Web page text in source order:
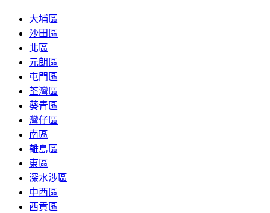
大埔區
沙田區
北區
元朗區
屯門區
荃灣區
葵青區
灣仔區
南區
離島區
東區
深水涉區
中西區
西貢區